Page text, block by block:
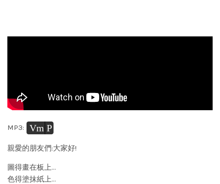
MP3: Vm P
親愛的朋友們:大家好!
圖得畫在板上…
色得塗抹紙上…